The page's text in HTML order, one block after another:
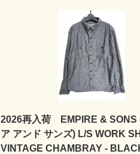
2026再入荷 EMPIRE & SONS
ア アンド サンズ) L/S WORK
VINTAGE CHAMBRAY -